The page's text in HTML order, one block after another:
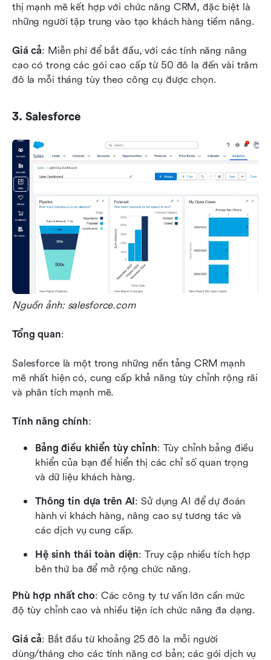
thị mạnh mẽ kết hợp với chức năng CRM, đặc biệt là
những người tập trung vào tạo khách hàng tiềm năng.
Giá cả: Miễn phí để bắt đầu, với các tính năng nâng
cao có trong các gói cao cấp từ 50 đô la đến vài trăm
đô la mỗi tháng tùy theo công cụ được chọn.
3. Salesforce
Nguồn ảnh: salesforce.com
Tổng quan:
Salesforce là một trong những nền tảng CRM mạnh
mẽ nhất hiện có, cung cấp khả năng tùy chỉnh rộng rãi
và phân tích mạnh mẽ.
Tính năng chính:
Bảng điều khiển tùy chỉnh: Tùy chỉnh bảng điều
khiển của bạn để hiển thị các chỉ số quan trọng
và dữ liệu khách hàng.
Thông tin dựa trên AI: Sử dụng AI để dự đoán
hành vi khách hàng, nâng cao sự tương tác và
các dịch vụ cung cấp.
Hệ sinh thái toàn diện: Truy cập nhiều tích hợp
bên thứ ba để mở rộng chức năng.
Phù hợp nhất cho: Các công ty tư vấn lớn cần mức
độ tùy chỉnh cao và nhiều tiện ích chức năng đa dạng.
Giá cả: Bắt đầu từ khoảng 25 đô la mỗi người
dùng/tháng cho các tính năng cơ bản; các gói dịch vụ